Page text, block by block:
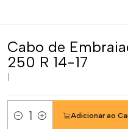
Cabo de
250 R 14-17
Quantidade
Adicionar ao